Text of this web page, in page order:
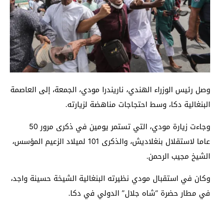
وصل رئيس الوزراء الهندي، ناريندرا مودي، الجمعة، إلى العاصمة
البنغالية دكا، وسط احتجاجات مناهضة لزيارته.
وجاءت زيارة مودي، التي تستمر يومين في ذكرى مرور 50
عاما لاستقلال بنغلاديش، والذكرى 101 لميلاد الزعيم المؤسس،
الشيخ مجيب الرحمن.
وكان في استقبال مودي نظيرته البنغالية الشيخة حسينة واجد،
في مطار حضرة “شاه جلال” الدولي في دكا.